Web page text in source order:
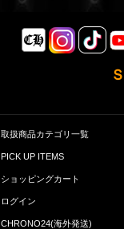
取扱商品カテゴリ一覧
PICK UP ITEMS
ショッピングカート
ログイン
CHRONO24(海外発送)